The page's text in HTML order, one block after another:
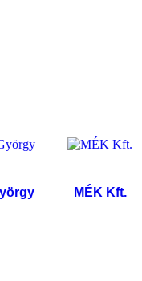
MÉK Kft.